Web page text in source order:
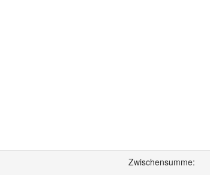
Zwischensumme: